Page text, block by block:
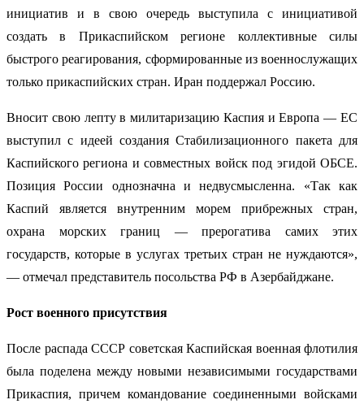
инициатив и в свою очередь выступила с инициативой
создать в Прикаспийском регионе коллективные силы
быстрого реагирования, сформированные из военнослужащих
только прикаспийских стран. Иран поддержал Россию.
Вносит свою лепту в милитаризацию Каспия и Европа — ЕС
выступил с идеей создания Стабилизационного пакета для
Каспийского региона и совместных войск под эгидой ОБСЕ.
Позиция России однозначна и недвусмысленна. «Так как
Каспий является внутренним морем прибрежных стран,
охрана морских границ — прерогатива самих этих
государств, которые в услугах третьих стран не нуждаются»,
— отмечал представитель посольства РФ в Азербайджане.
Рост военного присутствия
После распада СССР советская Каспийская военная флотилия
была поделена между новыми независимыми государствами
Прикаспия, причем командование соединенными войсками